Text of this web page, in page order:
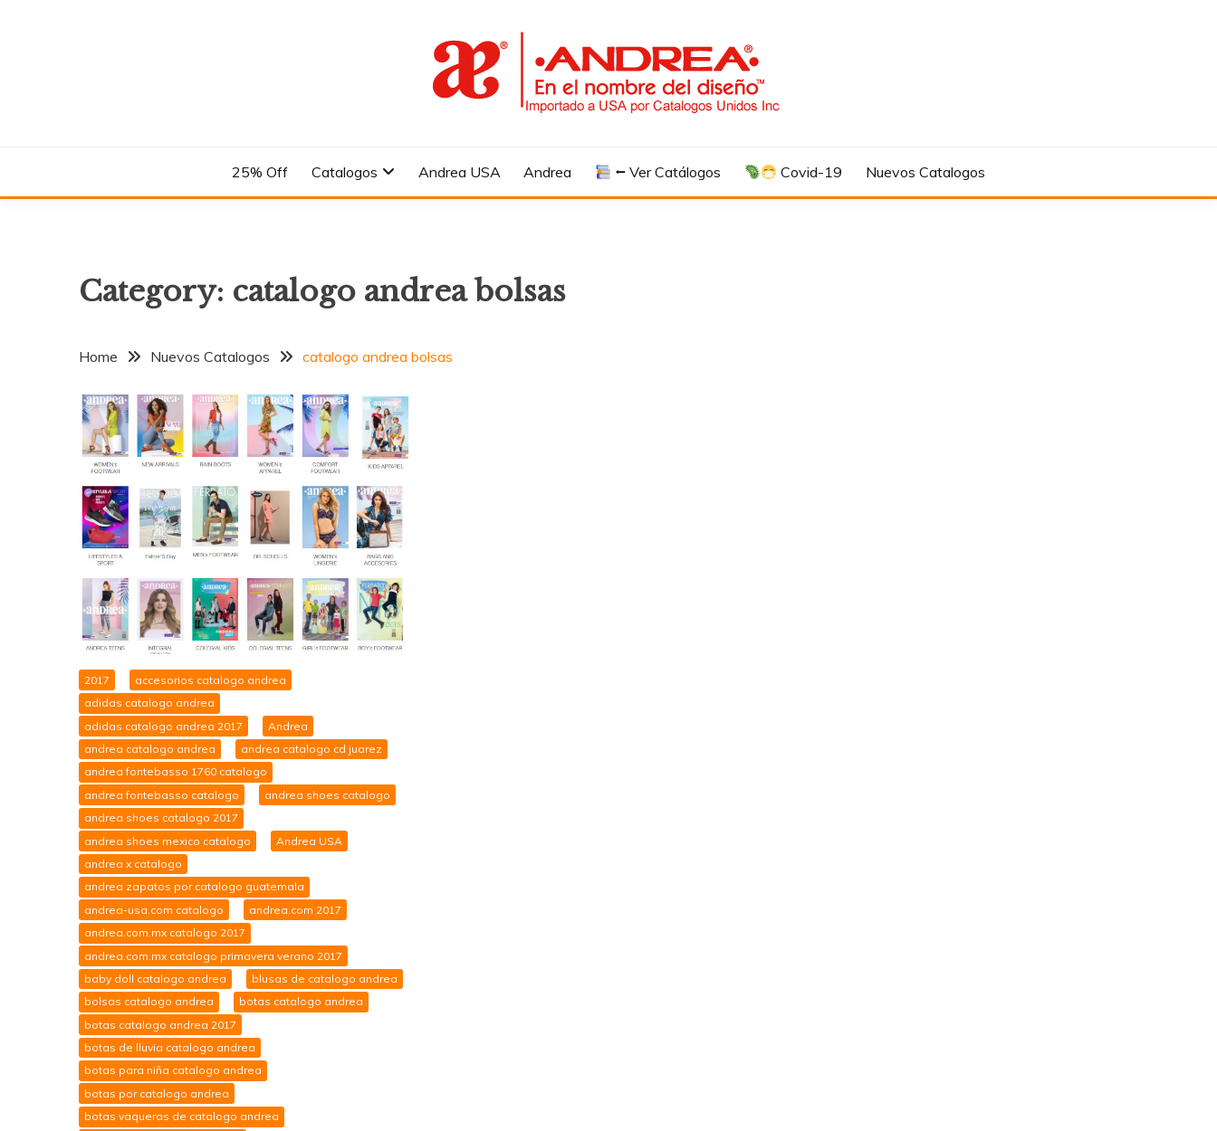
25% Off Catalogos Andrea USA Andrea ⭠ Ver Catálogos Covid-19 Nuevos Catalogos
Category: catalogo andrea bolsas
Home Nuevos Catalogos catalogo andrea bolsas
2017
accesorios catalogo andrea
adidas catalogo andrea
adidas catalogo andrea 2017
Andrea
andrea catalogo andrea
andrea catalogo cd juarez
andrea fontebasso 1760 catalogo
andrea fontebasso catalogo
andrea shoes catalogo
andrea shoes catalogo 2017
andrea shoes mexico catalogo
Andrea USA
andrea x catalogo
andrea zapatos por catalogo guatemala
andrea-usa.com catalogo
andrea.com 2017
andrea.com.mx catalogo 2017
andrea.com.mx catalogo primavera verano 2017
baby doll catalogo andrea
blusas de catalogo andrea
bolsas catalogo andrea
botas catalogo andrea
botas catalogo andrea 2017
botas de lluvia catalogo andrea
botas para niña catalogo andrea
botas por catalogo andrea
botas vaqueras de catalogo andrea